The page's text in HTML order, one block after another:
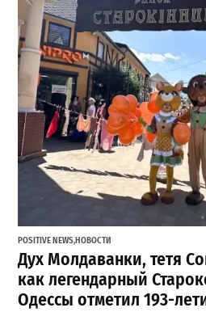
POSITIVE NEWS,НОВОСТИ
Дух Молдаванки, тетя
как легендарный
Одессы отметил 193-